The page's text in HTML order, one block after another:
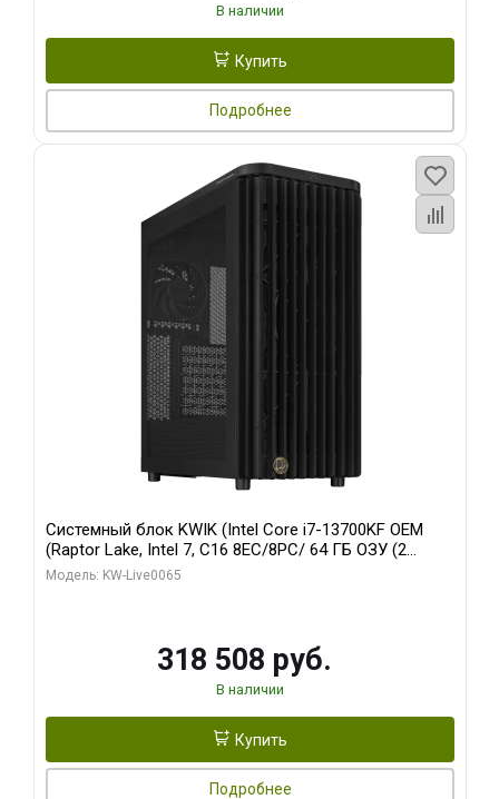
В наличии
Купить
Подробнее
Системный блок KWIK (Intel Core i7-13700KF OEM
(Raptor Lake, Intel 7, C16 8EC/8PC/ 64 ГБ ОЗУ (2
модуля)/ ASUS RTX5080 PROART OC 16GB GDDR7
Модель: KW-Live0065
318 508 руб.
В наличии
Купить
Подробнее